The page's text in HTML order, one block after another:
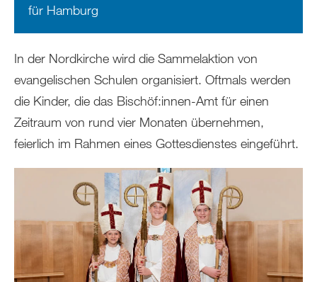
für Hamburg
In der Nordkirche wird die Sammelaktion von
evangelischen Schulen organisiert. Oftmals werden
die Kinder, die das Bischöf:innen-Amt für einen
Zeitraum von rund vier Monaten übernehmen,
feierlich im Rahmen eines Gottesdienstes eingeführt.